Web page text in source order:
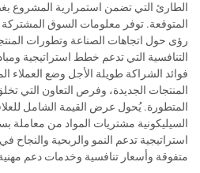
الطارئ التي تضمن استمرارية المشروع
المتوقعة. توفر معلومات السوق المشتركة
رؤى حول اتجاهات الصناعة وتطورات
التنافسية التي تدعم خطط استراتيجية
فوائد الشراكة طويلة الأجل وضع العملاء
المنتجات الجديدة، وفرص التعاون التي
المتطورة. يُحول عرض القيمة الشامل
السيليكونية مشتريات المواد من معاملة
استراتيجية تدعم النمو والربحية
متفوقة وأسعار تنافسية وخدمات دعم